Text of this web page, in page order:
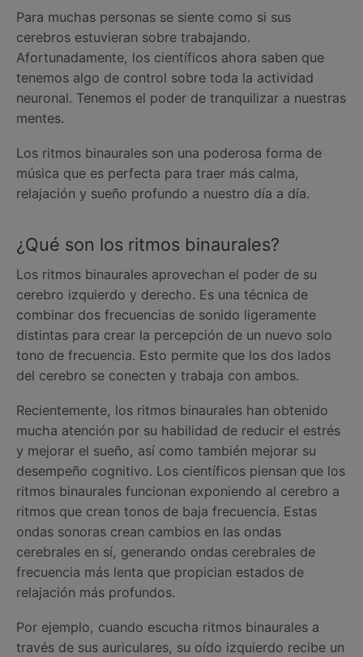
Para muchas personas se siente como si sus
cerebros estuvieran sobre trabajando.
Afortunadamente, los científicos ahora saben que
tenemos algo de control sobre toda la actividad
neuronal. Tenemos el poder de tranquilizar a nuestras
mentes.
Los ritmos binaurales son una poderosa forma de
música que es perfecta para traer más calma,
relajación y sueño profundo a nuestro día a día.
¿Qué son los ritmos binaurales?
Los ritmos binaurales aprovechan el poder de su
cerebro izquierdo y derecho. Es una técnica de
combinar dos frecuencias de sonido ligeramente
distintas para crear la percepción de un nuevo solo
tono de frecuencia. Esto permite que los dos lados
del cerebro se conecten y trabaja con ambos.
Recientemente, los ritmos binaurales han obtenido
mucha atención por su habilidad de reducir el estrés
y mejorar el sueño, así como también mejorar su
desempeño cognitivo. Los científicos piensan que los
ritmos binaurales funcionan exponiendo al cerebro a
ritmos que crean tonos de baja frecuencia. Estas
ondas sonoras crean cambios en las ondas
cerebrales en sí, generando ondas cerebrales de
frecuencia más lenta que propician estados de
relajación más profundos.
Por ejemplo, cuando escucha ritmos binaurales a
través de sus auriculares, su oído izquierdo recibe un